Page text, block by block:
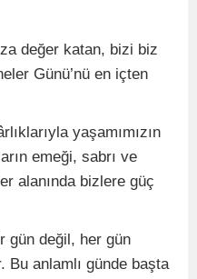
değer katan, bizi biz
Günü’nü en içten
yaşamımızın
emeği, sabrı ve
alanında bizlere güç
gün değil, her gün
Bu anlamlı günde başta